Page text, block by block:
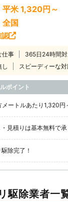
平米 1,320円～
全国
認
仕事
365日24時間
し スピーディーな
ポイント
ートルあたり1,320円
見積りは基本無料で
除完了！
駆除業者一